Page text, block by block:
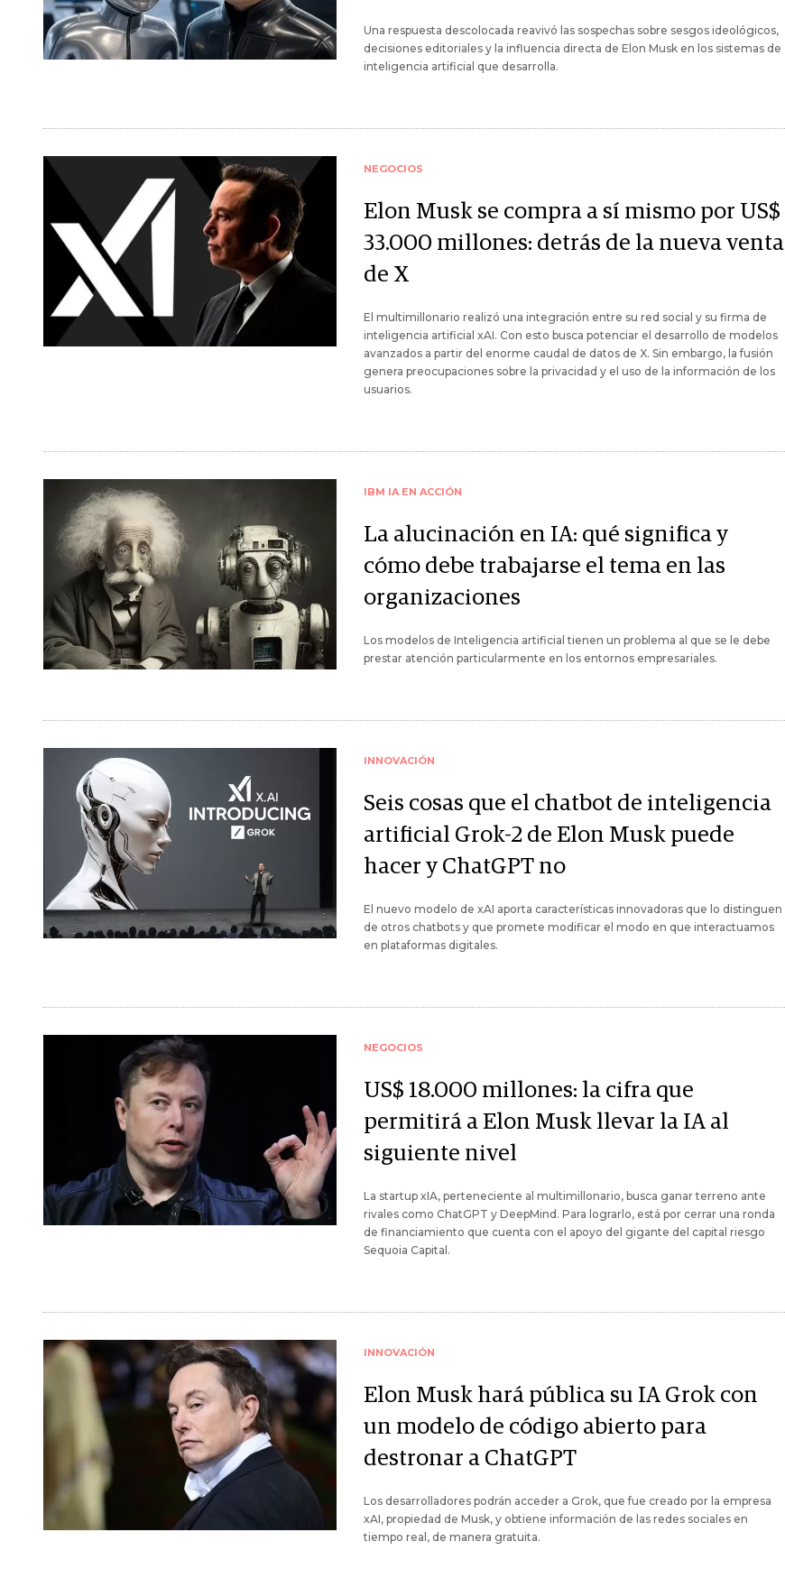
Una respuesta descolocada reavivó las sospechas sobre sesgos ideológicos,
decisiones editoriales y la influencia directa de Elon Musk en los sistemas de
inteligencia artificial que desarrolla.
NEGOCIOS
Elon Musk se compra a sí mismo por US$
33.000 millones: detrás de la nueva venta
de X
El multimillonario realizó una integración entre su red social y su firma de
inteligencia artificial xAI. Con esto busca potenciar el desarrollo de modelos
avanzados a partir del enorme caudal de datos de X. Sin embargo, la fusión
genera preocupaciones sobre la privacidad y el uso de la información de los
usuarios.
IBM IA EN ACCIÓN
La alucinación en IA: qué significa y
cómo debe trabajarse el tema en las
organizaciones
Los modelos de Inteligencia artificial tienen un problema al que se le debe
prestar atención particularmente en los entornos empresariales.
INNOVACIÓN
Seis cosas que el chatbot de inteligencia
artificial Grok-2 de Elon Musk puede
hacer y ChatGPT no
El nuevo modelo de xAI aporta características innovadoras que lo distinguen
de otros chatbots y que promete modificar el modo en que interactuamos
en plataformas digitales.
NEGOCIOS
US$ 18.000 millones: la cifra que
permitirá a Elon Musk llevar la IA al
siguiente nivel
La startup xIA, perteneciente al multimillonario, busca ganar terreno ante
rivales como ChatGPT y DeepMind. Para lograrlo, está por cerrar una ronda
de financiamiento que cuenta con el apoyo del gigante del capital riesgo
Sequoia Capital.
INNOVACIÓN
Elon Musk hará pública su IA Grok con
un modelo de código abierto para
destronar a ChatGPT
Los desarrolladores podrán acceder a Grok, que fue creado por la empresa
xAI, propiedad de Musk, y obtiene información de las redes sociales en
tiempo real, de manera gratuita.